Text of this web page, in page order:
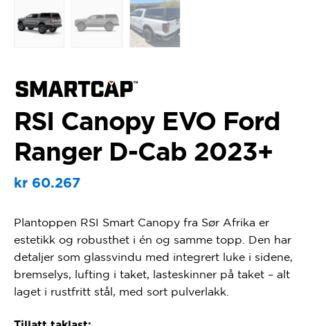
RSI Canopy EVO Ford
Ranger D-Cab 2023+
kr60.267
Plantoppen RSI Smart Canopy fra Sør Afrika er
estetikk og robusthet i én og samme topp. Den har
detaljer som glassvindu med integrert luke i sidene,
bremselys, lufting i taket, lasteskinner på taket – alt
laget i rustfritt stål, med sort pulverlakk.